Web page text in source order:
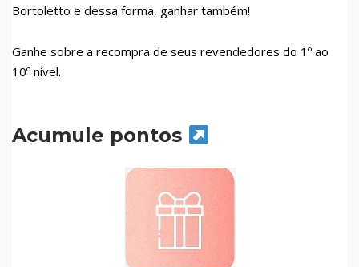
Bortoletto e dessa forma, ganhar também!
Ganhe sobre a recompra de seus revendedores do 1º ao
10º nível.
Acumule pontos